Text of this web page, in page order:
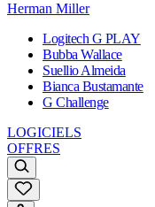
Herman Miller
Logitech G PLAY
Bubba Wallace
Suellio Almeida
Bianca Bustamante
G Challenge
LOGICIELS
OFFRES